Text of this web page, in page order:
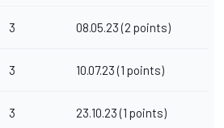
3 08.05.23 (2 points)
3 10.07.23 (1 points)
3 23.10.23 (1 points)